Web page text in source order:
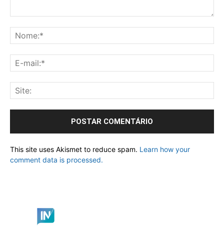
This site uses Akismet to reduce spam. Learn how your
comment data is processed.